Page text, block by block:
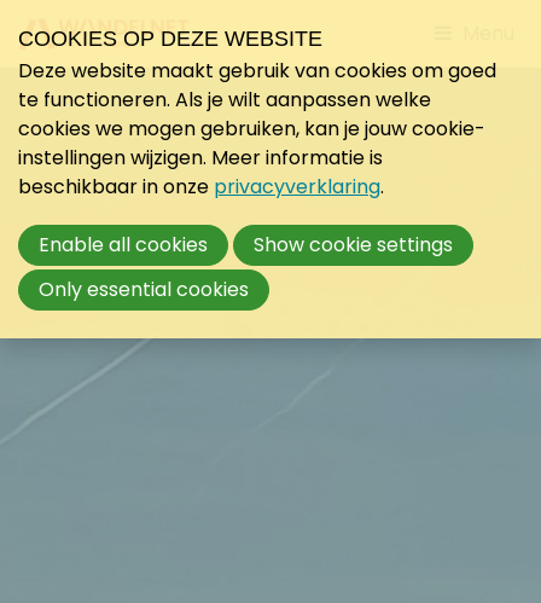
to
COOKIES OP DEZE WEBSITE
Deze website maakt gebruik van cookies om goed
te functioneren. Als je wilt aanpassen welke
cookies we mogen gebruiken, kan je jouw cookie-
instellingen wijzigen. Meer informatie is
beschikbaar in onze privacyverklaring.
Enable all cookies
Show cookie settings
Only essential cookies